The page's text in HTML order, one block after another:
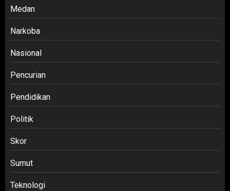
Medan
Narkoba
Nasional
Pencurian
Pendidikan
Politik
Skor
Sumut
Teknologi